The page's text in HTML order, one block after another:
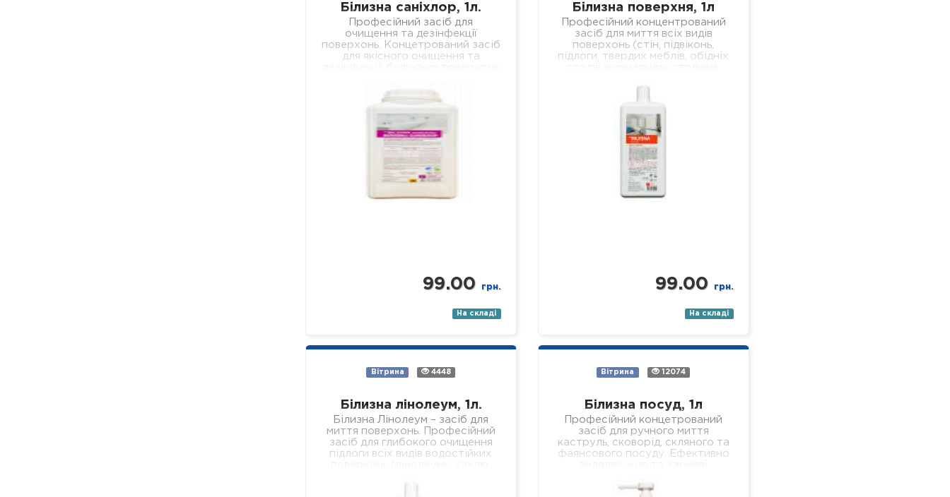
Білизна саніхлор, 1л.
Професійний засіб для
очищення та дезінфекції
поверхонь. Концетрований засіб
для якісного очищення та
раковини, ванни, душові піддони
тощо). Засіб якісно…
99.00 грн.
На складі
Білизна поверхня, 1л
Професійний концентрований
засіб для миття всіх видів
поверхонь (стін, підвіконь,
підлоги, твердих меблів, обідніх
устаткування у лікувальних
Властивості: - економічний; -…
99.00 грн.
На складі
Вітрина 4448
Білизна лінолеум, 1л.
Білизна Лінолеум – засіб для
миття поверхонь. Професійний
засіб для глибокого очищення
підлоги всіх видів водостійких
Вітрина 12074
Білизна посуд, 1л
Професійний концетрований
засіб для ручного миття
каструль, сковорід, скляного та
фаянсового посуду. Ефективно
легко змивається, не залишаючи